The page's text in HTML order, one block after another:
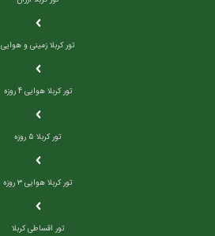
تور کربلا زمینی و هوایی
تور کربلا هوایی 4 روزه
تور کربلا ۵ روزه
تور کربلا هوایی ۳ روزه
تور اقساطی کربلا